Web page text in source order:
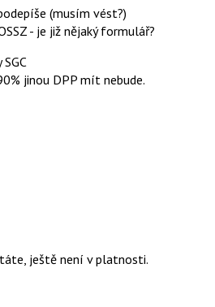
(musím vést?)
- je již nějaký formulář?
jinou DPP mít nebude.
ještě není v platnosti.